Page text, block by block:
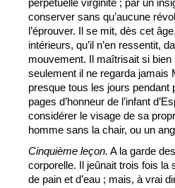
perpétuelle virginité ; par un
conserver sans qu’aucune
l’éprouver. Il se mit, dès cet
intérieurs, qu’il n’en ressentit,
mouvement. Il maîtrisait si
seulement il ne regarda jamais
presque tous les jours pendant
pages d’honneur de l’infant
considérer le visage de sa
homme sans la chair, ou un
Cinquième leçon. A la garde
corporelle. Il jeûnait trois fois la
de pain et d’eau ; mais, à vrai